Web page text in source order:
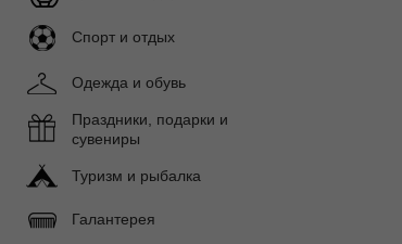
Спорт и отдых
Одежда и обувь
Праздники, подарки и
сувениры
Туризм и рыбалка
Галантерея